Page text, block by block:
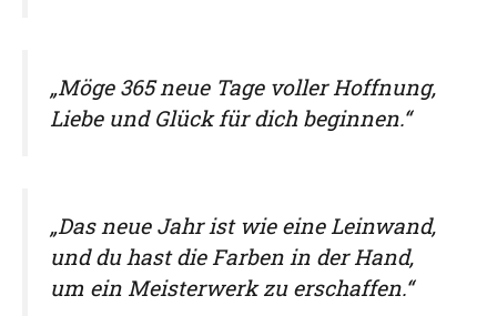
„Möge 365 neue Tage voller Hoffnung,
Liebe und Glück für dich beginnen.“
„Das neue Jahr ist wie eine Leinwand,
und du hast die Farben in der Hand,
um ein Meisterwerk zu erschaffen.“